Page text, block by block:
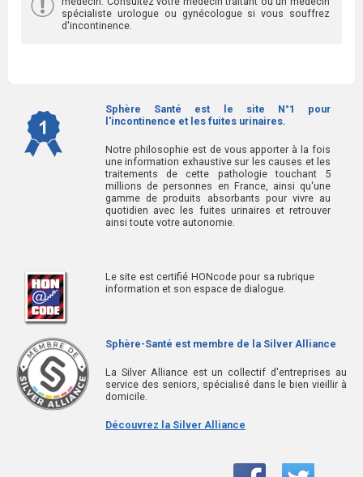
spécialiste urologue ou gynécologue si vous souffrez
d'incontinence.
Sphère Santé est le site N°1 pour
l'incontinence et les fuites urinaires.
Notre philosophie est de vous apporter à la fois
une information exhaustive sur les causes et les
traitements de cette pathologie touchant 5
millions de personnes en France, ainsi qu'une
gamme de produits absorbants pour vivre au
quotidien avec les fuites urinaires et retrouver
ainsi toute votre autonomie.
Le site est certifié HONcode pour sa rubrique
information et son espace de dialogue.
Sphère-Santé est membre de la Silver Alliance
La Silver Alliance est un collectif d'entreprises au
service des seniors, spécialisé dans le bien vieillir à
domicile.
Découvrez la Silver Alliance